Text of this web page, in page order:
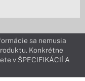
sa nemusia
Konkrétne
v ŠPECIFIKÁCIÍ A